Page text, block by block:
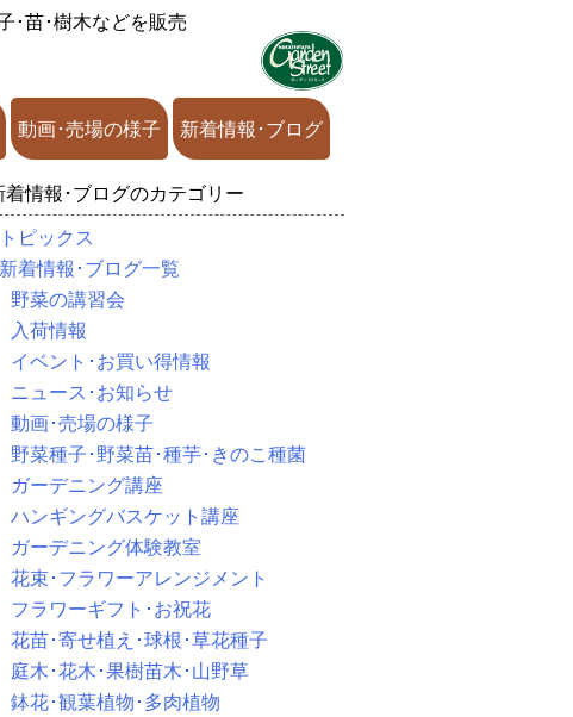
･苗･樹木などを販売
動画･売場の様子 新着情報･ブログ
着情報･ブログのカテゴリー
トピックス
新着情報･ブログ一覧
野菜の講習会
入荷情報
イベント･お買い得情報
ニュース･お知らせ
動画･売場の様子
野菜種子･野菜苗･種芋･きのこ種菌
ガーデニング講座
ハンギングバスケット講座
ガーデニング体験教室
花束･フラワーアレンジメント
フラワーギフト･お祝花
花苗･寄せ植え･球根･草花種子
庭木･花木･果樹苗木･山野草
鉢花･観葉植物･多肉植物